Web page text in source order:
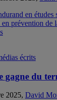
écrits
gagne du
2025, David